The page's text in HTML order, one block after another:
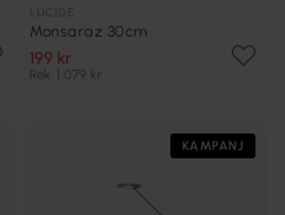
Monsaraz 30cm
199 kr
Rek. 1 079 kr
KAMPANJ